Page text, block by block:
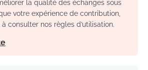
la qualité des échanges sous
votre expérience de contribution,
consulter nos règles d’utilisation.